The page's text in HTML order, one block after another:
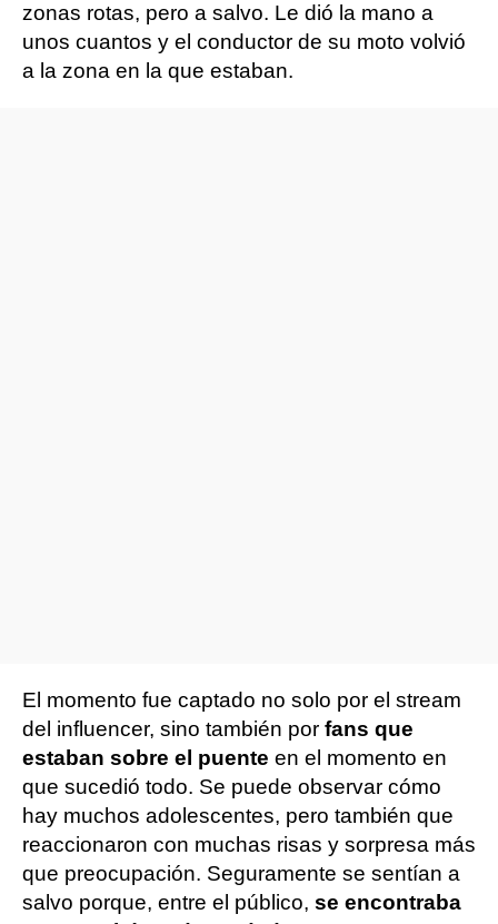
zonas rotas, pero a salvo. Le dió la mano a
unos cuantos y el conductor de su moto volvió
a la zona en la que estaban.
El momento fue captado no solo por el stream
del influencer, sino también por fans que
estaban sobre el puente en el momento en
que sucedió todo. Se puede observar cómo
hay muchos adolescentes, pero también que
reaccionaron con muchas risas y sorpresa más
que preocupación. Seguramente se sentían a
salvo porque, entre el público, se encontraba